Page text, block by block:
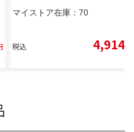
マイストア在庫： 70
税込 4,914